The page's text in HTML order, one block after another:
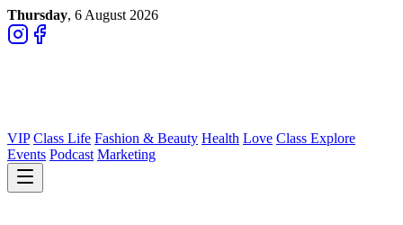
Thursday, 6 August 2026
VIP Class Life Fashion & Beauty Health Love Class Explore
Events Podcast Marketing